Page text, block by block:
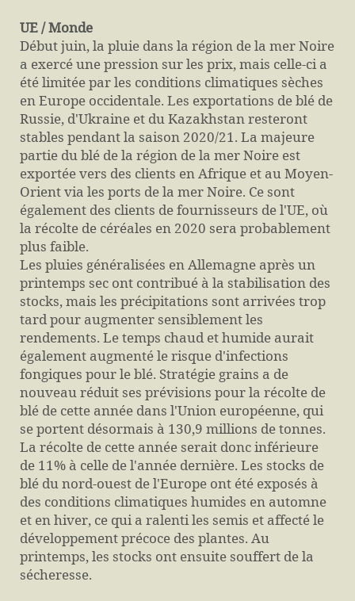
UE / Monde
Début juin, la pluie dans la région de la mer Noire
a exercé une pression sur les prix, mais celle-ci a
été limitée par les conditions climatiques sèches
en Europe occidentale. Les exportations de blé de
Russie, d'Ukraine et du Kazakhstan resteront
stables pendant la saison 2020/21. La majeure
partie du blé de la région de la mer Noire est
exportée vers des clients en Afrique et au Moyen-
Orient via les ports de la mer Noire. Ce sont
également des clients de fournisseurs de l'UE, où
la récolte de céréales en 2020 sera probablement
plus faible.
Les pluies généralisées en Allemagne après un
printemps sec ont contribué à la stabilisation des
stocks, mais les précipitations sont arrivées trop
tard pour augmenter sensiblement les
rendements. Le temps chaud et humide aurait
également augmenté le risque d'infections
fongiques pour le blé. Stratégie grains a de
nouveau réduit ses prévisions pour la récolte de
blé de cette année dans l'Union européenne, qui
se portent désormais à 130,9 millions de tonnes.
La récolte de cette année serait donc inférieure
de 11% à celle de l'année dernière. Les stocks de
blé du nord-ouest de l'Europe ont été exposés à
des conditions climatiques humides en automne
et en hiver, ce qui a ralenti les semis et affecté le
développement précoce des plantes. Au
printemps, les stocks ont ensuite souffert de la
sécheresse.